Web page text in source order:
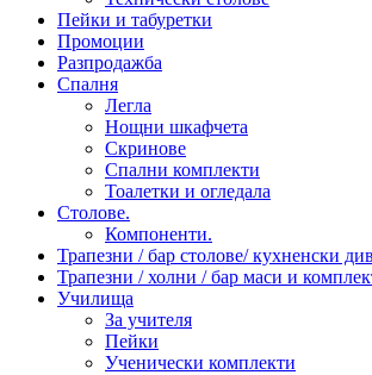
Пейки и табуретки
Промоции
Разпродажба
Спалня
Легла
Нощни шкафчета
Скринове
Спални комплекти
Тоалетки и огледала
Столове.
Компоненти.
Трапезни / бар столове/ кухненски
Трапезни / холни / бар маси и
Училища
За учителя
Пейки
Ученически комплекти